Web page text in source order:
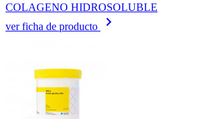
COLAGENO HIDROSOLUBLE
ver ficha de producto
keyboard_arrow_right